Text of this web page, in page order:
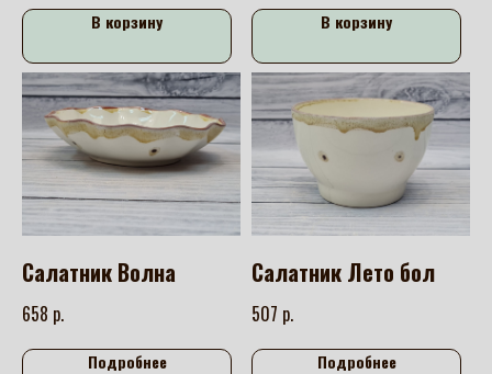
В корзину В корзину
Салатник Волна
658 р.
Подробнее
Салатник Лето бол
507 р.
Подробнее